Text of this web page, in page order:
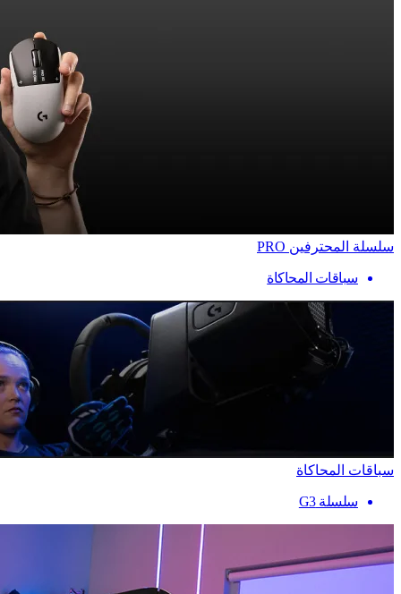
سلسلة المحترفين PRO
سباقات المحاكاة
سباقات المحاكاة
سلسلة G3